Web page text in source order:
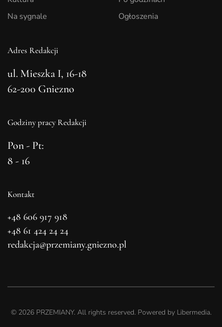
Na sygnale
Ogłoszenia
Adres Redakcji
ul. Mieszka I, 16-18
62-200 Gniezno
Godziny pracy Redakcji
Pon - Pt:
8 - 16
Kontakt
+48 606 917 918
+48 61 424 24 24
redakcja@przemiany.gniezno.pl
© 2026PRZEMIANY. All rights reserved. Powered by Libermedia.